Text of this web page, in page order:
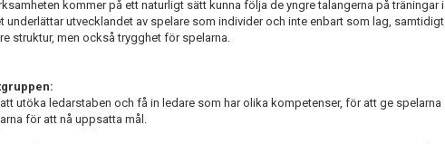
kommer på ett naturligt sätt kunna följa de yngre talangerna på träningar i
underlättar utvecklandet av spelare som individer och inte enbart som lag, samtidigt
struktur, men också trygghet för spelarna.
utöka ledarstaben och få in ledare som har olika kompetenser, för att ge spelarna
för att nå uppsatta mål.